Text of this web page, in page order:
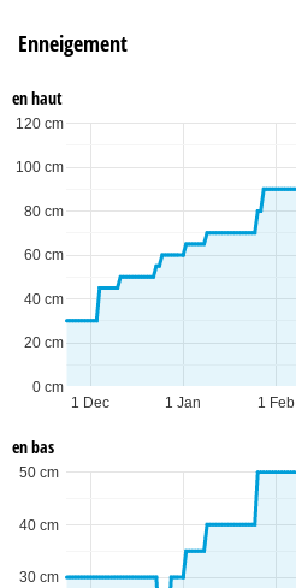
Enneigement
en haut
1 Dec 1 Jan 1 Feb
0 cm
20 cm
40 cm
60 cm
80 cm
100 cm
120 cm
en bas
30 cm
40 cm
50 cm